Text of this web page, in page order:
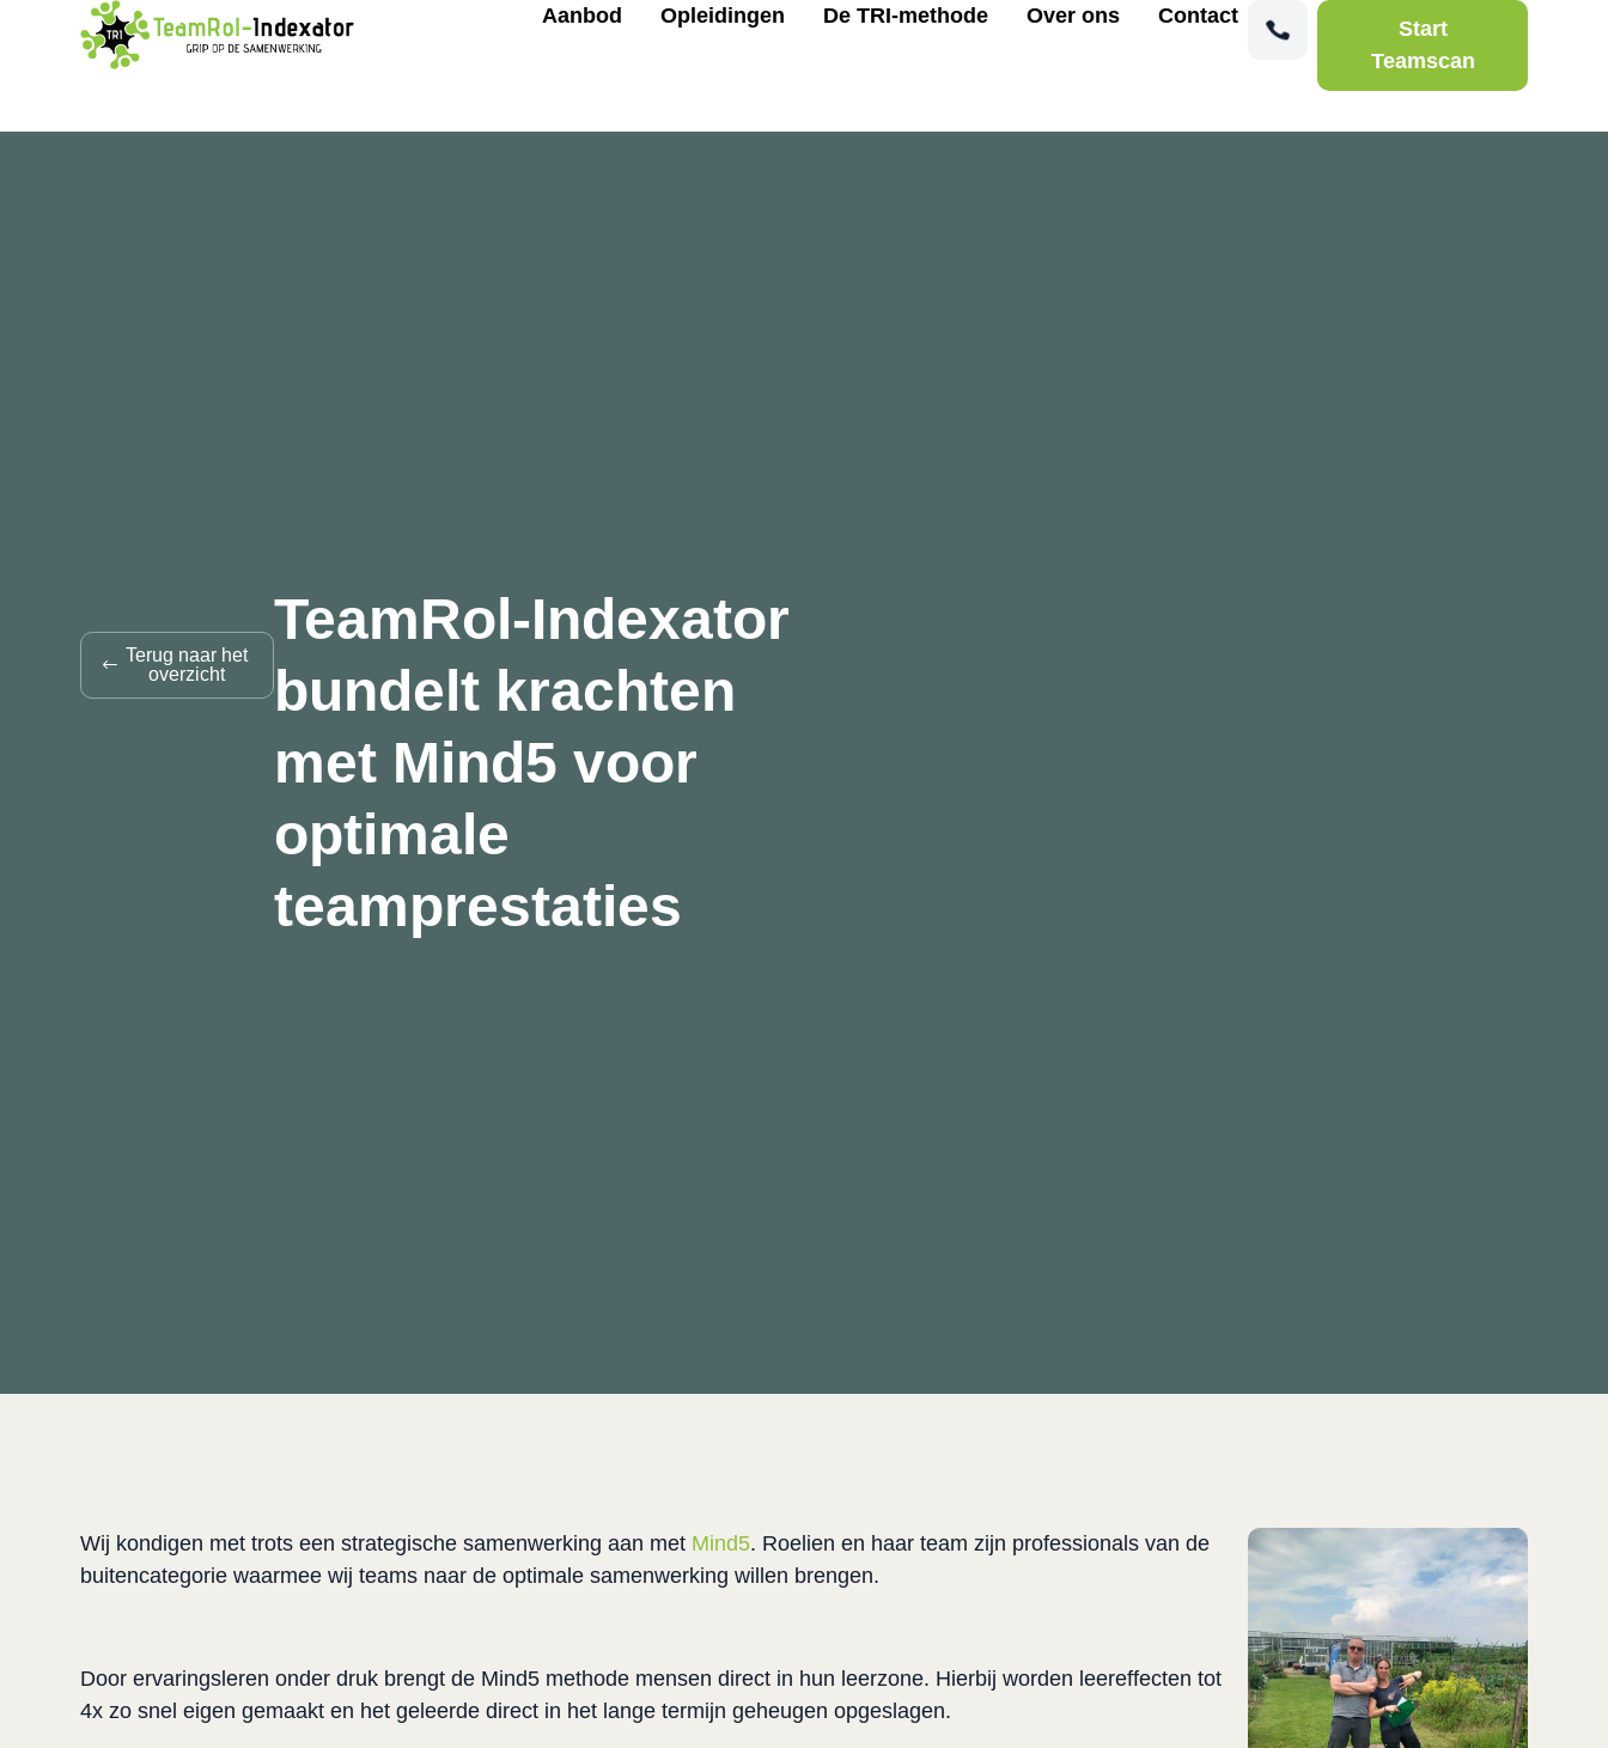
Aanbod Opleidingen De TRI-methode Over ons Contact
Start
Teamscan
Terug naar het
overzicht
TeamRol-Indexator
bundelt krachten
met Mind5 voor
optimale
teamprestaties
Wij kondigen met trots een strategische samenwerking aan met Mind5. Roelien en haar team zijn professionals van de
buitencategorie waarmee wij teams naar de optimale samenwerking willen brengen.
Door ervaringsleren onder druk brengt de Mind5 methode mensen direct in hun leerzone. Hierbij worden leereffecten tot
4x zo snel eigen gemaakt en het geleerde direct in het lange termijn geheugen opgeslagen.